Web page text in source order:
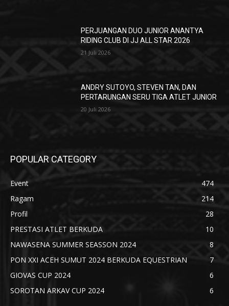
PERJUANGAN DUO JUNIOR ANANTYA
RIDING CLUB DI JJ ALL STAR 2026
21 Juli 2026
ANDRY SUTOYO, STEVEN TAN, DAN
PERTARUNGAN SERU TIGA ATLET JUNIOR
20 Juli 2026
POPULAR CATEGORY
Event
474
Ragam
214
Profil
28
PRESTASI ATLET BERKUDA
10
NAWASENA SUMMER SEASSON 2024
8
PON XXI ACEH SUMUT 2024 BERKUDA EQUESTRIAN
7
GIOVAS CUP 2024
6
SOROTAN ARKAV CUP 2024
6